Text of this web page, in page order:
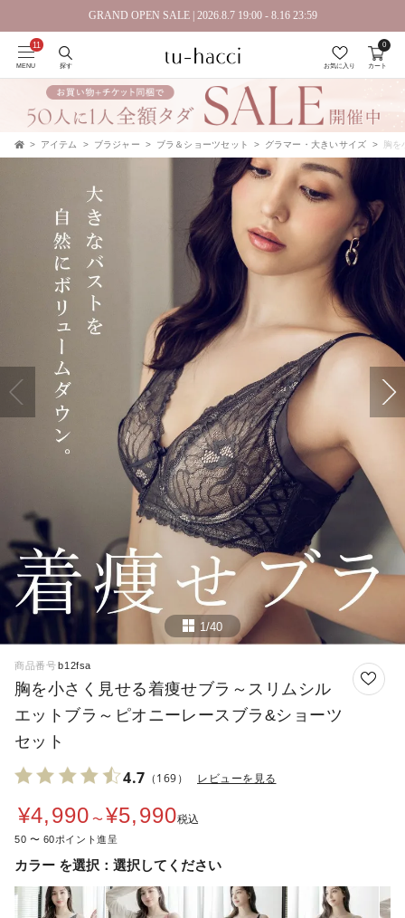
GRAND OPEN SALE | 2026.8.7 19:00 - 8.16 23:59
会員登録で今すぐ使えるポイントプレゼント！
MENU 探す お気に入り カート
0
アイテム ブラジャー ブラ＆ショーツセット グラマー・大きいサイズ 胸を
1/40
商品番号 b12fsa
胸を小さく見せる着痩せブラ～スリムシル
エットブラ～ピオニーレースブラ&ショーツ
セット
4.7 （169） レビューを見る
¥4,990 〜 ¥5,990税込
50 〜 60
カラー 選択してください